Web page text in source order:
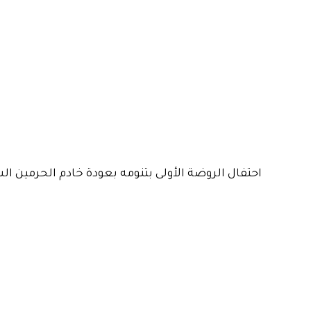
احتفال الروضة الأولى بتنومه بعودة خادم